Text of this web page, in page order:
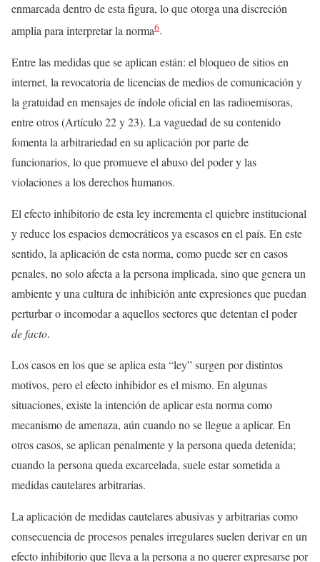
enmarcada dentro de esta figura, lo que otorga una discreción
amplia para interpretar la norma6.
Entre las medidas que se aplican están: el bloqueo de sitios en
internet, la revocatoria de licencias de medios de comunicación y
la gratuidad en mensajes de índole oficial en las radioemisoras,
entre otros (Artículo 22 y 23). La vaguedad de su contenido
fomenta la arbitrariedad en su aplicación por parte de
funcionarios, lo que promueve el abuso del poder y las
violaciones a los derechos humanos.
El efecto inhibitorio de esta ley incrementa el quiebre institucional
y reduce los espacios democráticos ya escasos en el país. En este
sentido, la aplicación de esta norma, como puede ser en casos
penales, no solo afecta a la persona implicada, sino que genera un
ambiente y una cultura de inhibición ante expresiones que puedan
perturbar o incomodar a aquellos sectores que detentan el poder
de facto.
Los casos en los que se aplica esta “ley” surgen por distintos
motivos, pero el efecto inhibidor es el mismo. En algunas
situaciones, existe la intención de aplicar esta norma como
mecanismo de amenaza, aún cuando no se llegue a aplicar. En
otros casos, se aplican penalmente y la persona queda detenida;
cuando la persona queda excarcelada, suele estar sometida a
medidas cautelares arbitrarias.
La aplicación de medidas cautelares abusivas y arbitrarias como
consecuencia de procesos penales irregulares suelen derivar en un
efecto inhibitorio que lleva a la persona a no querer expresarse por